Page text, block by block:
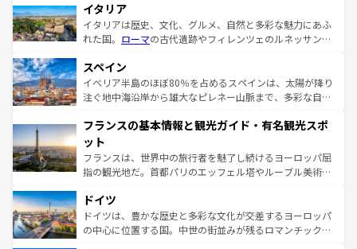
イタリア
イタリアは歴史、文化、グルメ、自然と多彩な魅力にあふ
れた国。 ローマの古代遺跡やフィレンツェのルネッサンス
ろん、トスカーナの美しい田園風景やアマルフィ海岸の絶
景など、自然景観も見逃せない。観光の合間には、本場の
ピザやパスタなど、絶品のイタリア料理を堪能することも
ませてくれるイタリアで、忘れられない旅をしてみよう！
なお、新着のイタリア情報は
しい。
スペイン
イベリア半島のほぼ80％を占めるスペインは、太陽が降り
注ぐ地中海沿岸から雄大なピレネー山脈まで、多彩な自然
文化が根付くこの国では、情熱的なフラメンコ、熱気あふ
れる闘牛、そして美味しいタパスが生活の一部となってい
る。首都マドリードの洗練された雰囲気や、バルセロナの
アートに溢れた街角から、地方では古代ローマ遺跡や中世
せる。地方によって風土や気候が異なるスペインはその個
性で訪れる人を魅了する。 なお、新着のスペイン情報は コ
ンテンツ一覧を参照してほしい。
フランスの基本情報と観光ガイド・有名観光スポ
ット
フランスは、世界中の旅行者を魅了し続けるヨーロッパ屈
指の観光地だ。首都パリのエッフェル塔やルーブル美術館
で、幅広い魅力が詰まっている。華麗な宮殿、歴史的な大
聖堂、美しいビーチ、そして豊かな自然が、訪れる者を心
から魅了する。また、フランスは美食の国としても知ら
ドイツ
ドイツは、豊かな歴史と多彩な文化が交差するヨーロッパ
の中心に位置する国。中世の街並みが残るロマンチック街